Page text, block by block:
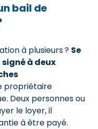
bail de
à plusieurs ? Se
à deux
propriétaire
Deux personnes ou
le loyer, il
à être payé.